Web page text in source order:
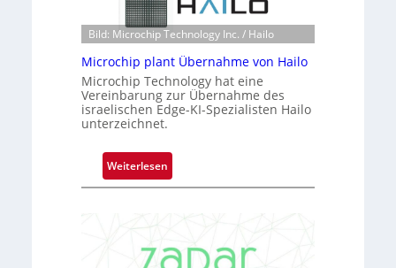
n
e
ü
b
e
r
i
m
m
a
Bild: Microchip Technology Inc. / Hailo
Microchip plant Übernahme von Hailo
Microchip Technology hat eine
Vereinbarung zur Übernahme des
israelischen Edge-KI-Spezialisten Hailo
unterzeichnet.
Weiterlesen
M
o